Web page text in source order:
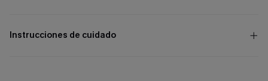
Instrucciones de cuidado